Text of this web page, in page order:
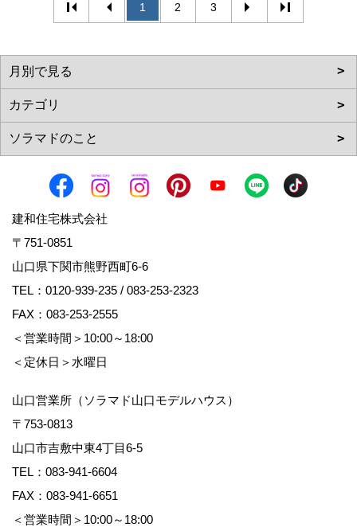
1 2 3
建和住宅株式会社
〒751-0851
山口県下関市熊野西町6-6
TEL： 0120-939-235 / 083-253-2323
FAX：083-253-2555
＜営業時間＞10:00～18:00
＜定休日＞水曜日
山口営業所（ソラマド山口モデルハウス）
〒753-0813
山口市吉敷中東4丁目6-5
TEL： 083-941-6604
FAX：083-941-6651
＜営業時間＞10:00～18:00